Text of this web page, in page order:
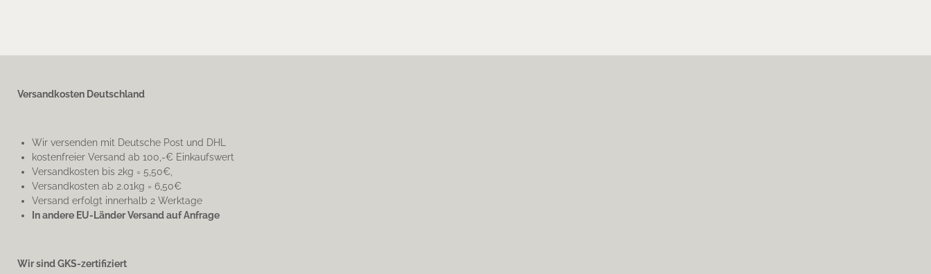
Versandkosten Deutschland
Wir versenden mit Deutsche Post und DHL
kostenfreier Versand ab 100,-€ Einkaufswert
Versandkosten bis 2kg = 5,50€,
Versandkosten ab 2.01kg = 6,50€
Versand erfolgt innerhalb 2 Werktage
In andere EU-Länder Versand auf Anfrage
Wir sind GKS-zertifiziert